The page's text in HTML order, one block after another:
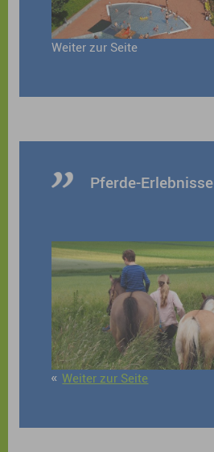
Weiter zur Seite
Pferde-Erlebnisse
Weiter zur Seite